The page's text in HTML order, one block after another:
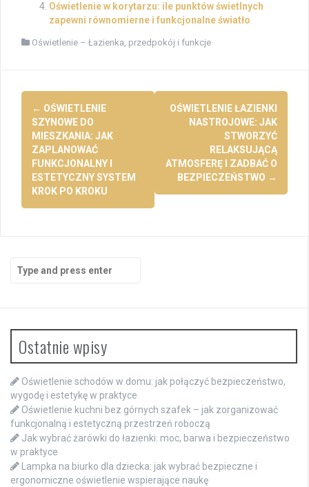
Oświetlenie w korytarzu: ile punktów świetlnych
zapewni równomierne i funkcjonalne światło
Oświetlenie – Łazienka, przedpokój i funkcje
Post
navigation
← OŚWIETLENIE
SZYNOWE DO
MIESZKANIA: JAK
ZAPLANOWAĆ
FUNKCJONALNY I
ESTETYCZNY SYSTEM
KROK PO KROKU
OŚWIETLENIE ŁAZIENKI
NASTROJOWE: JAK
STWORZYĆ
RELAKSUJĄCĄ
ATMOSFERĘ I ZADBAĆ O
BEZPIECZEŃSTWO →
for:
Ostatnie wpisy
Oświetlenie schodów w domu: jak połączyć bezpieczeństwo,
wygodę i estetykę w praktyce
Oświetlenie kuchni bez górnych szafek – jak zorganizować
funkcjonalną i estetyczną przestrzeń roboczą
Jak wybrać żarówki do łazienki: moc, barwa i bezpieczeństwo
w praktyce
Lampka na biurko dla dziecka: jak wybrać bezpieczne i
ergonomiczne oświetlenie wspierające naukę